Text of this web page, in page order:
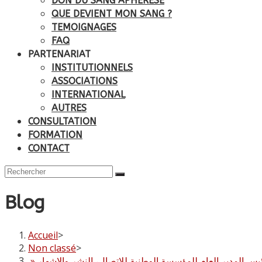
QUE DEVIENT MON SANG ?
TEMOIGNAGES
FAQ
PARTENARIAT
INSTITUTIONNELS
ASSOCIATIONS
INTERNATIONAL
AUTRES
CONSULTATION
FORMATION
CONTACT
Blog
Accueil>
Non classé>